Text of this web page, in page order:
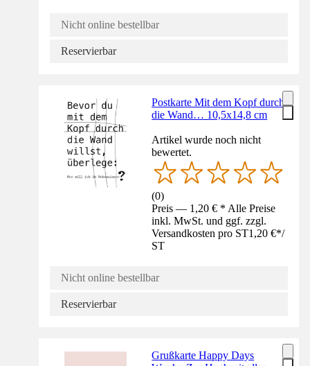
Nicht online bestellbar
Reservierbar
Postkarte Mit dem Kopf durch
die Wand… 10,5x14,8 cm
Artikel wurde noch nicht
bewertet.
(0)
Preis — 1,20 € * Alle Preise
inkl. MwSt. und ggf. zzgl.
Versandkosten pro ST1,20 €*/
ST
Nicht online bestellbar
Reservierbar
Grußkarte Happy Days